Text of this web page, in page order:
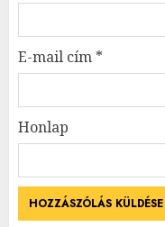
E-mail cím *
Honlap